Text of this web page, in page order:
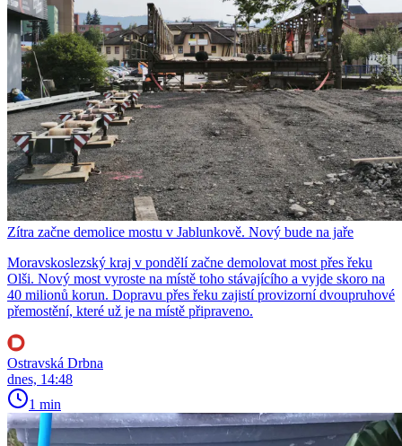
Zítra začne demolice mostu v Jablunkově. Nový bude na jaře
Moravskoslezský kraj v pondělí začne demolovat most přes řeku
Olši. Nový most vyroste na místě toho stávajícího a vyjde skoro na
40 milionů korun. Dopravu přes řeku zajistí provizorní dvoupruhové
přemostění, které už je na místě připraveno.
Ostravská Drbna
dnes, 14:48
1 min